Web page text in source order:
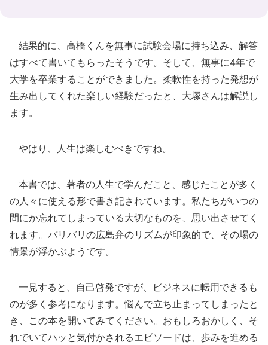
結果的に、高橋くんを無事に試験会場に持ち込み、解答
はすべて書いてもらったそうです。そして、無事に4年で
大学を卒業することができました。柔軟性を持った発想が
生み出してくれた楽しい経験だったと、大塚さんは解説し
ます。
やはり、人生は楽しむべきですね。
本書では、著者の人生で学んだこと、感じたことが多く
の人々に使える形で書き記されています。私たちがいつの
間にか忘れてしまっている大切なものを、思い出させてく
れます。バリバリの広島弁のリズムが印象的で、その場の
情景が浮かぶようです。
一見すると、自己啓発ですが、ビジネスに転用できるも
のが多く参考になります。悩んで立ち止まってしまったと
き、この本を開いてみてください。おもしろおかしく、そ
れでいてハッと気付かされるエピソードは、歩みを進める